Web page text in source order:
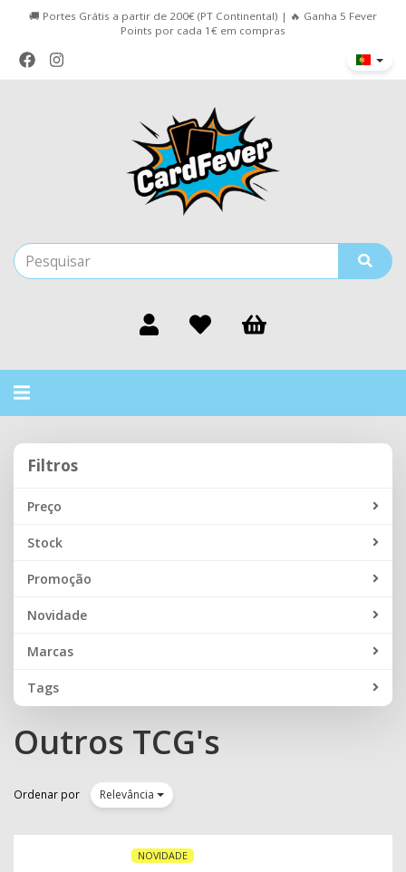
🚚 Portes Grátis a partir de 200€ (PT Continental) | 🔥 Ganha 5 Fever
Points por cada 1€ em compras
Alternar
Filtros
Filtros
Preço
Stock
Promoção
Novidade
Marcas
Tags
Outros TCG's
Ordenar por Relevância
NOVIDADE